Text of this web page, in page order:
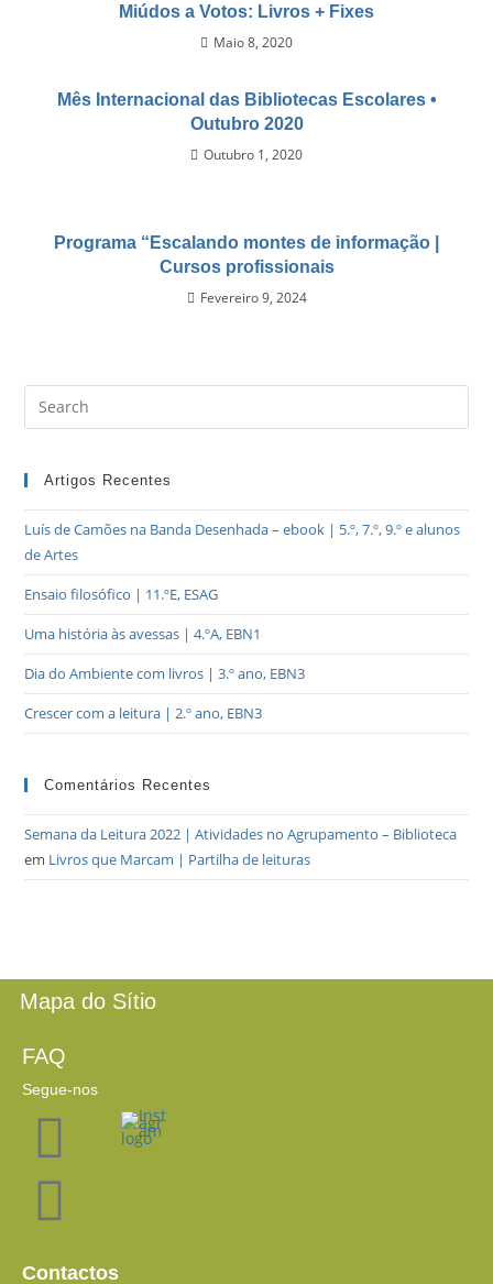
Miúdos a Votos: Livros + Fixes
Maio 8, 2020
Mês Internacional das Bibliotecas Escolares •
Outubro 2020
Outubro 1, 2020
Programa “Escalando montes de informação |
Cursos profissionais
Fevereiro 9, 2024
Artigos Recentes
Luís de Camões na Banda Desenhada – ebook | 5.º, 7.º, 9.º e alunos
de Artes
Ensaio filosófico | 11.ºE, ESAG
Uma história às avessas | 4.ºA, EBN1
Dia do Ambiente com livros | 3.º ano, EBN3
Crescer com a leitura | 2.º ano, EBN3
Comentários Recentes
Semana da Leitura 2022 | Atividades no Agrupamento – Biblioteca
em Livros que Marcam | Partilha de leituras
Mapa do Sítio
FAQ
Segue-nos
Contactos